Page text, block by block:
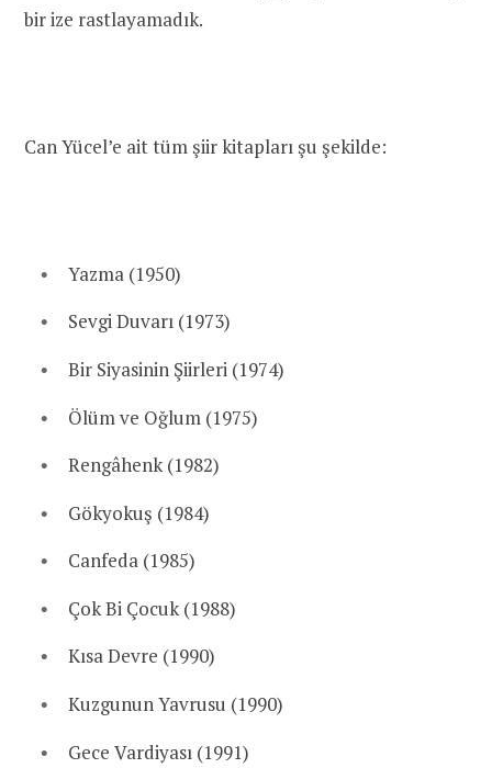
bir ize rastlayamadık.
Can Yücel’e ait tüm şiir kitapları şu şekilde:
Yazma (1950)
Sevgi Duvarı (1973)
Bir Siyasinin Şiirleri (1974)
Ölüm ve Oğlum (1975)
Rengâhenk (1982)
Gökyokuş (1984)
Canfeda (1985)
Çok Bi Çocuk (1988)
Kısa Devre (1990)
Kuzgunun Yavrusu (1990)
Gece Vardiyası (1991)